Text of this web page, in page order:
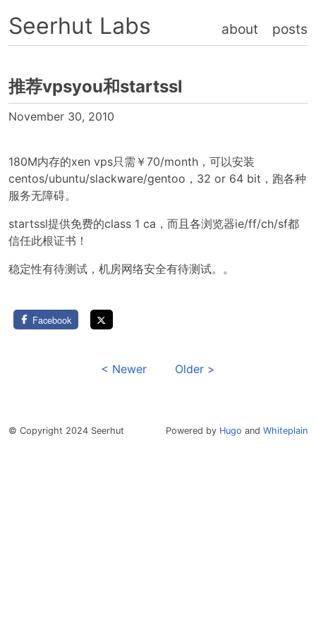
Seerhut Labs about posts
推荐vpsyou和startssl
November 30, 2010
180M内存的xen vps只需￥70/month，可以安装
centos/ubuntu/slackware/gentoo，32 or 64 bit，跑各种
服务无障碍。
startssl提供免费的class 1 ca，而且各浏览器ie/ff/ch/sf都
信任此根证书！
稳定性有待测试，机房网络安全有待测试。。
Facebook
< Newer Older >
© Copyright 2024 Seerhut Powered by Hugo and Whiteplain